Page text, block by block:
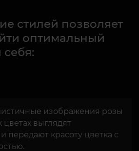
стилей позволяет
оптимальный
себя:
изображения розы
цветах выглядят
передают красоту цветка с